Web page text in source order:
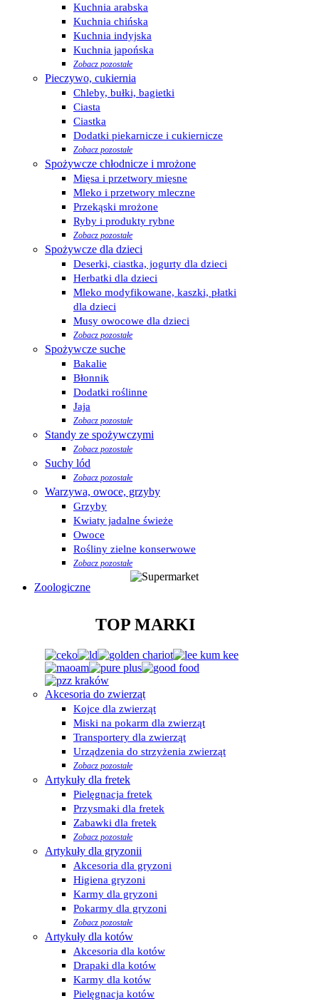
Kuchnia arabska
Kuchnia chińska
Kuchnia indyjska
Kuchnia japońska
Zobacz pozostałe
Pieczywo, cukiernia
Chleby, bułki, bagietki
Ciasta
Ciastka
Dodatki piekarnicze i cukiernicze
Zobacz pozostałe
Spożywcze chłodnicze i mrożone
Mięsa i przetwory mięsne
Mleko i przetwory mleczne
Przekąski mrożone
Ryby i produkty rybne
Zobacz pozostałe
Spożywcze dla dzieci
Deserki, ciastka, jogurty dla dzieci
Herbatki dla dzieci
Mleko modyfikowane, kaszki, płatki
dla dzieci
Musy owocowe dla dzieci
Zobacz pozostałe
Spożywcze suche
Bakalie
Błonnik
Dodatki roślinne
Jaja
Zobacz pozostałe
Standy ze spożywczymi
Zobacz pozostałe
Suchy lód
Zobacz pozostałe
Warzywa, owoce, grzyby
Grzyby
Kwiaty jadalne świeże
Owoce
Rośliny zielne konserwowe
Zobacz pozostałe
Zoologiczne
TOP MARKI
Akcesoria do zwierząt
Kojce dla zwierząt
Miski na pokarm dla zwierząt
Transportery dla zwierząt
Urządzenia do strzyżenia zwierząt
Zobacz pozostałe
Artykuły dla fretek
Pielęgnacja fretek
Przysmaki dla fretek
Zabawki dla fretek
Zobacz pozostałe
Artykuły dla gryzonii
Akcesoria dla gryzoni
Higiena gryzoni
Karmy dla gryzoni
Pokarmy dla gryzoni
Zobacz pozostałe
Artykuły dla kotów
Akcesoria dla kotów
Drapaki dla kotów
Karmy dla kotów
Pielęgnacja kotów